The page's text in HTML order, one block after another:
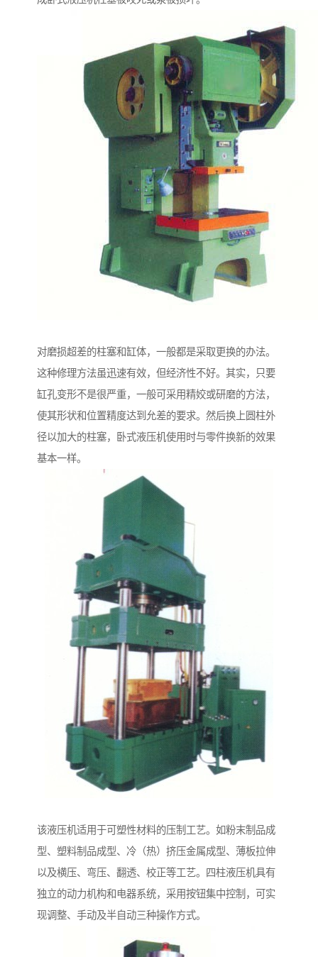
对磨损超差的柱塞和缸体，一般都是采取更换的办法。
这种修理方法虽迅速有效，但经济性不好。其实，只要
缸孔变形不是很严重，一般可采用精姣或研磨的方法，
使其形状和位置精度达到允差的要求。然后换上圆柱外
径以加大的柱塞，卧式液压机使用时与零件换新的效果
基本一样。
该液压机适用于可塑性材料的压制工艺。如粉末制品成
型、塑料制品成型、冷（热）挤压金属成型、薄板拉伸
以及横压、弯压、翻透、校正等工艺。四柱液压机具有
独立的动力机构和电器系统，采用按钮集中控制，可实
现调整、手动及半自动三种操作方式。